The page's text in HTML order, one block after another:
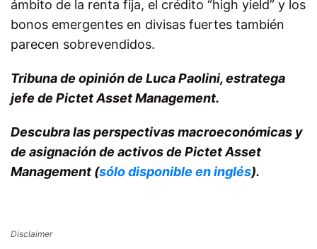
ámbito de la renta fija, el crédito “high yield” y los
bonos emergentes en divisas fuertes también
parecen sobrevendidos.
Tribuna de opinión de Luca Paolini, estratega
jefe de Pictet Asset Management.
Descubra las perspectivas macroeconómicas y
de asignación de activos de Pictet Asset
Management (sólo disponible en inglés).
Disclaimer